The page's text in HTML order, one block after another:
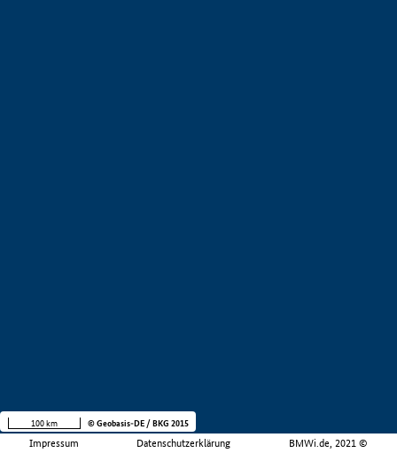
Impressum Datenschutzerklärung BMWi.de, 2021 ©
100 km © Geobasis-DE / BKG 2015